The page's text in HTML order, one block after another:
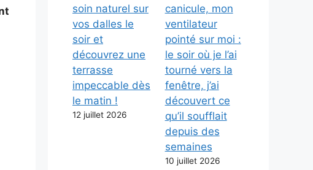
soin naturel sur
vos dalles le
soir et
découvrez une
terrasse
impeccable dès
le matin !
12 juillet 2026
canicule, mon
ventilateur
pointé sur moi :
le soir où je l’ai
tourné vers la
fenêtre, j’ai
découvert ce
qu’il soufflait
depuis des
semaines
10 juillet 2026